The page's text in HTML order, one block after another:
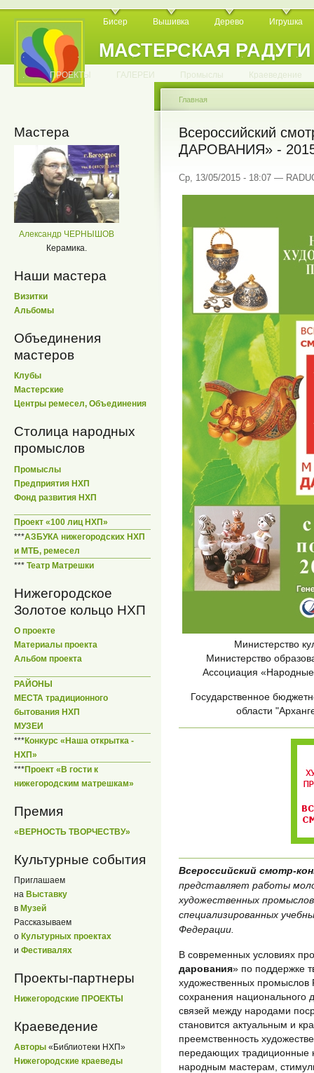
МАСТЕРСКАЯ РАДУГИ
Бисер Вышивка Дерево Игрушка
. . . . . . . . . . .
. ПРОЕКТЫ ГАЛЕРЕИ Промыслы Краеведение
Мастера
Александр ЧЕРНЫШОВ
Керамика.
Наши мастера
Визитки
Альбомы
Объединения
мастеров
Клубы
Мастерские
Центры ремесел, Объединения
Столица народных
промыслов
Промыслы
Предприятия НХП
Фонд развития НХП
Проект «100 лиц НХП»
***АЗБУКА нижегородских НХП
и МТБ, ремесел
*** Театр Матрешки
Нижегородское
Золотое кольцо НХП
О проекте
Материалы проекта
Альбом проекта
РАЙОНЫ
МЕСТА традиционного
бытования НХП
МУЗЕИ
***Конкурс «Наша открытка -
НХП»
***Проект «В гости к
нижегородским матрешкам»
Премия
«ВЕРНОСТЬ ТВОРЧЕСТВУ»
Культурные события
Приглашаем
на Выставку
в Музей
Рассказываем
о Культурных проектах
и Фестивалях
Проекты-партнеры
Нижегородские ПРОЕКТЫ
Краеведение
Авторы «Библиотеки НХП»
Нижегородские краеведы
Главная
Всероссийский
ДАРОВАНИЯ» -
Ср, 13/05/2015 - 18:07 —
Министерство
Министерство
Ассоциация
Государственное
области
Всероссийский смотр-
представляет работы
художественных
специализированных
Федерации.
В современных условиях
дарования» по поддержке
художественных промыслов
сохранения национального
связей между народами
становится актуальным и
преемственность
передающих традиционные
народным мастерам,